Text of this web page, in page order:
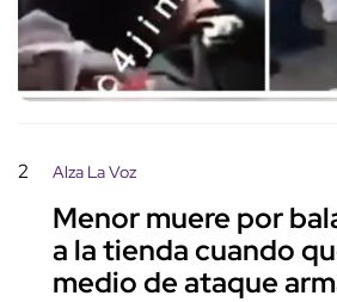
2 Alza La Voz
Menor muere por
a la tienda cuando
medio de ataque